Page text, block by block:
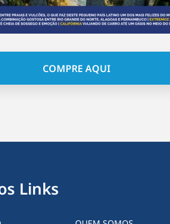
COMPRE AQUI
Links